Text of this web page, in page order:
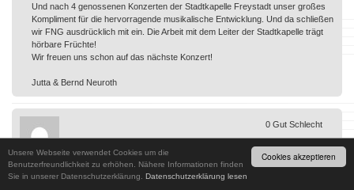
Cookies akzeptieren
Unsere Webseite verwendet Cookies um die
Benutzerfreundlichkeit zu erhöhen. Nähere Informationen finden
Sie in unserer Datenschutzerklärung. Datenschutzerklärung lesen
Und nach 4 genossenen Konzerten der Stadtkapelle Freystadt unser großes
Kompliment für die hervorragende musikalische Entwicklung. Und da schließen
wir FNG ausdrücklich mit ein. Die Arbeit mit dem Leiter der Stadtkapelle trägt
hörbare Früchte!
Wir freuen uns schon auf das nächste Konzert!
Jutta & Bernd Neuroth
Familie Wachsmann am 24.10.2016
Das Konzert war sehr gelungen. Die idee das Jubiläum mit der Stadtkappelle
0 Gut Schlecht